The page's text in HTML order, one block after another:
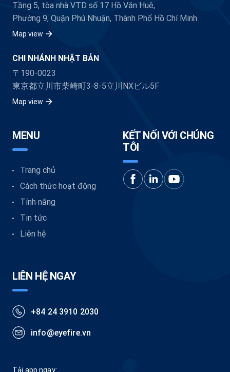
Tầng 5, tòa nhà VTD số 17 Hồ Văn Huê,
Phường 9, Quận Phú Nhuận, Thành Phố Hồ Chí Minh
Map view
CHI NHÁNH NHẬT BẢN
〒190-0023
東京都立川市柴崎町3-8-5立川NXビル5F
Map view
MENU
Trang chủ
Cách thức hoạt động
Tính năng
Tin tức
Liên hệ
LIÊN HỆ NGAY
+84 24 3910 2030
info@eyefire.vn
KẾT NỐI VỚI CHÚNG
TÔI
Tải app ngay: